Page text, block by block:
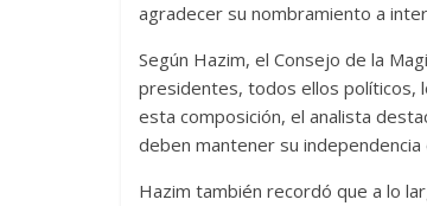
agradecer su nombramiento a
Según Hazim, el Consejo de la
presidentes, todos ellos políticos,
esta composición, el analista
deben mantener su
Hazim también recordó que a lo